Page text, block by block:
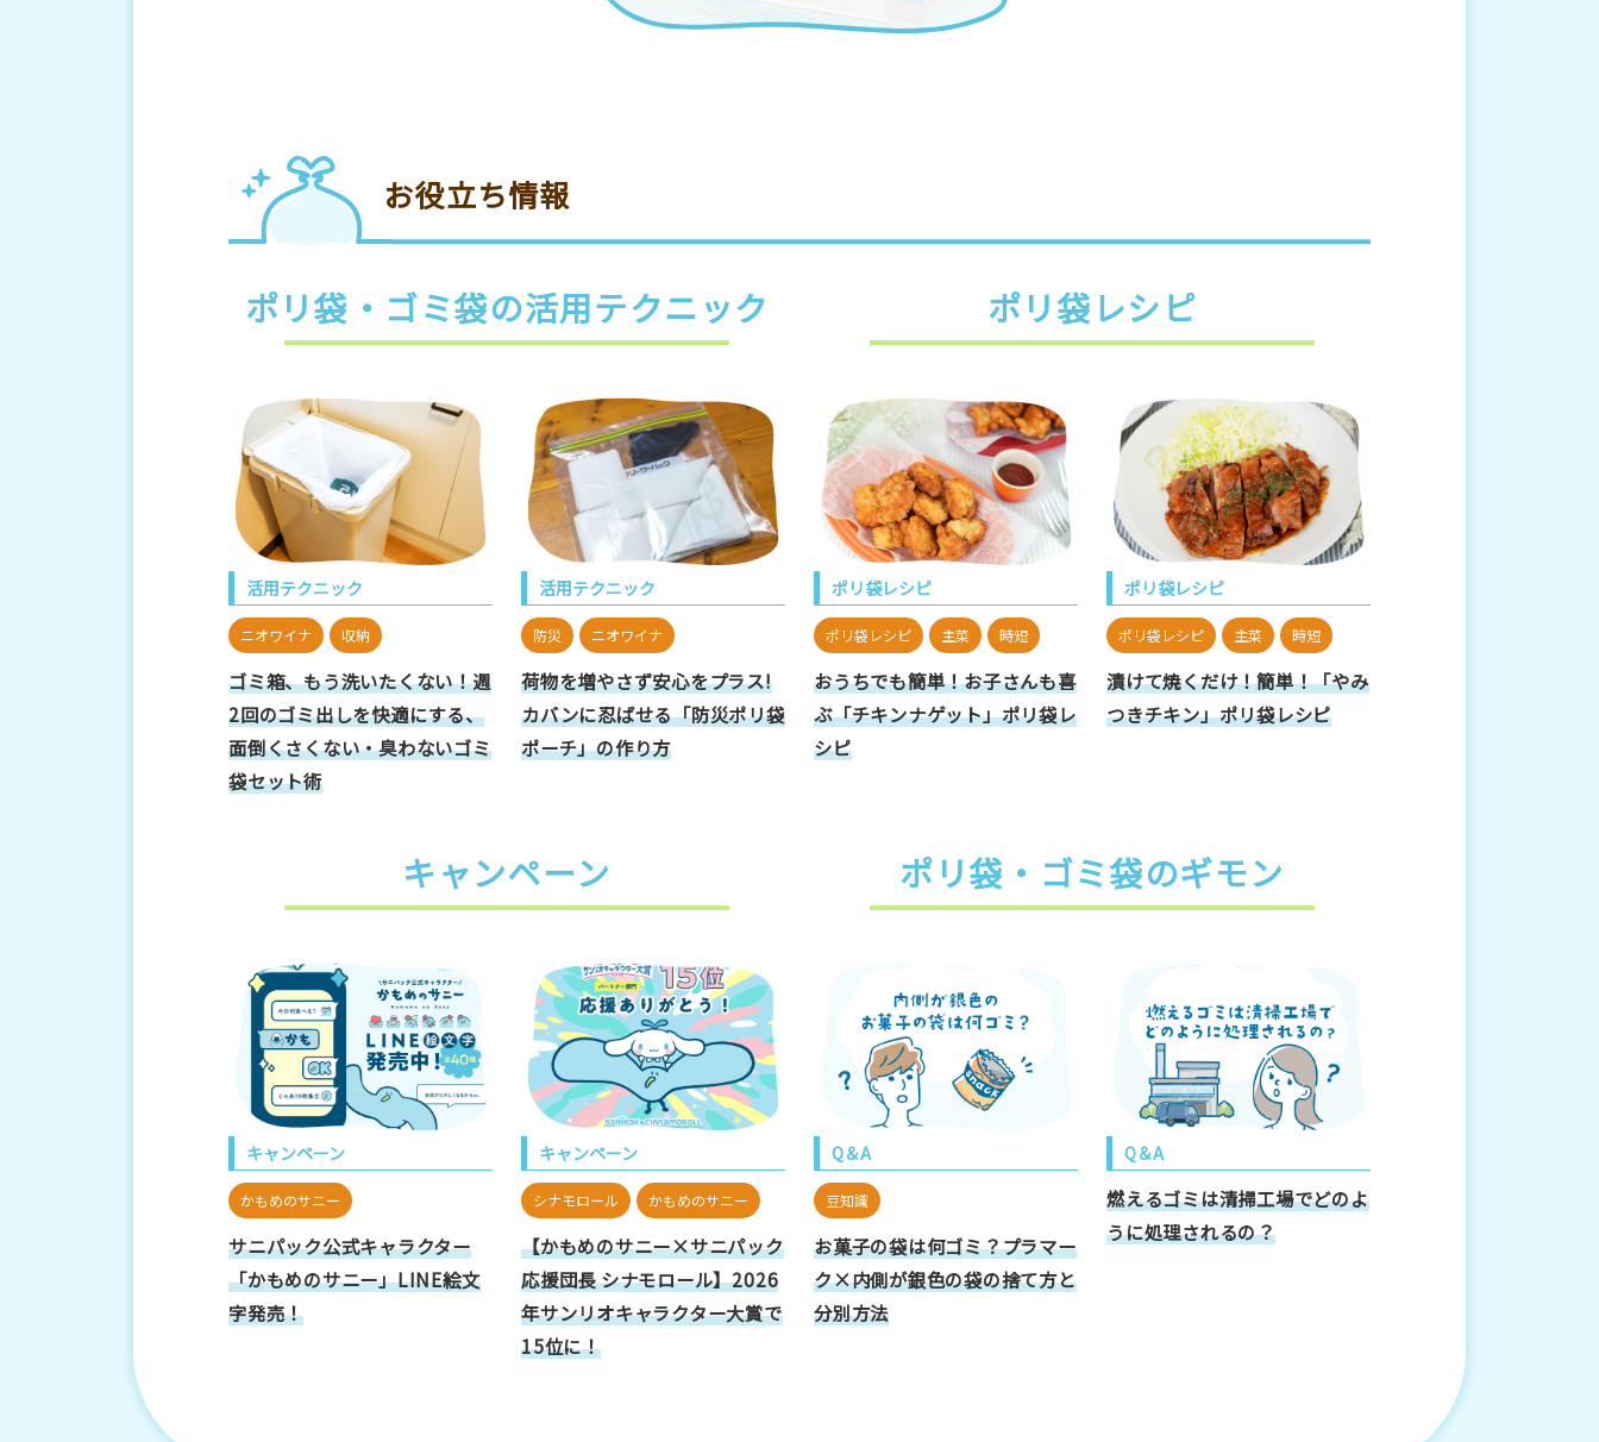
お役立ち情報
ポリ袋・ゴミ袋の活用テクニック
活用テクニック
ニオワイナ 収納
ゴミ箱、もう洗いたくない！週
2回のゴミ出しを快適にする、
面倒くさくない・臭わないゴミ
袋セット術
活用テクニック
防災 ニオワイナ
荷物を増やさず安心をプラス!
カバンに忍ばせる「防災ポリ袋
ポーチ」の作り方
ポリ袋レシピ
ポリ袋レシピ
ポリ袋レシピ 主菜 時短
おうちでも簡単！お子さんも喜
ぶ「チキンナゲット」ポリ袋レ
シピ
ポリ袋レシピ
ポリ袋レシピ 主菜 時短
漬けて焼くだけ！簡単！「やみ
つきチキン」ポリ袋レシピ
キャンペーン
キャンペーン
かもめのサニー
サニパック公式キャラクター
「かもめのサニー」LINE絵文
字発売！
キャンペーン
シナモロール かもめのサニー
【かもめのサニー×サニパック
応援団長 シナモロール】2026
年サンリオキャラクター大賞で
15位に！
ポリ袋・ゴミ袋のギモン
Q＆A
豆知識
お菓子の袋は何ゴミ？プラマー
ク×内側が銀色の袋の捨て方と
分別方法
Q＆A
燃えるゴミは清掃工場でどのよ
うに処理されるの？